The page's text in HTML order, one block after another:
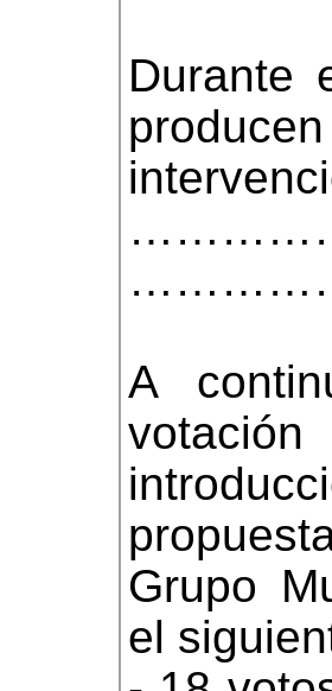
Durante
A
Grupo
el